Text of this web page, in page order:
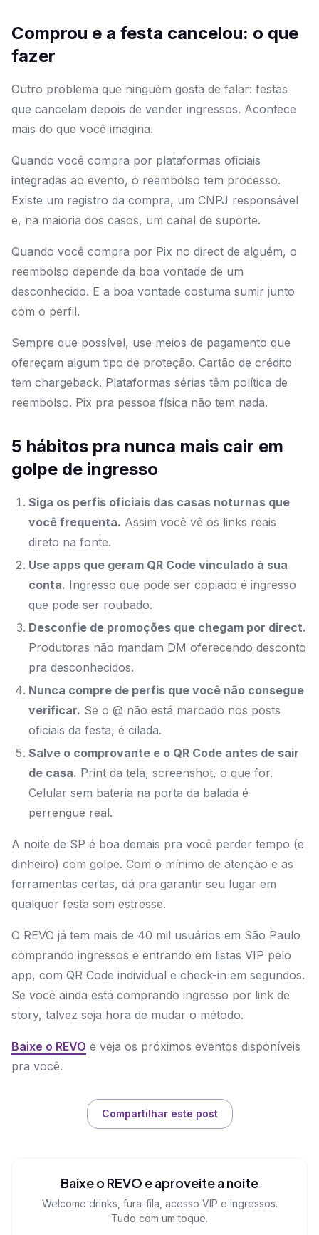
Comprou e a festa cancelou: o que
fazer
Outro problema que ninguém gosta de falar: festas
que cancelam depois de vender ingressos. Acontece
mais do que você imagina.
Quando você compra por plataformas oficiais
integradas ao evento, o reembolso tem processo.
Existe um registro da compra, um CNPJ responsável
e, na maioria dos casos, um canal de suporte.
Quando você compra por Pix no direct de alguém, o
reembolso depende da boa vontade de um
desconhecido. E a boa vontade costuma sumir junto
com o perfil.
Sempre que possível, use meios de pagamento que
ofereçam algum tipo de proteção. Cartão de crédito
tem chargeback. Plataformas sérias têm política de
reembolso. Pix pra pessoa física não tem nada.
5 hábitos pra nunca mais cair em
golpe de ingresso
Siga os perfis oficiais das casas noturnas que
você frequenta. Assim você vê os links reais
direto na fonte.
Use apps que geram QR Code vinculado à sua
conta. Ingresso que pode ser copiado é ingresso
que pode ser roubado.
Desconfie de promoções que chegam por direct.
Produtoras não mandam DM oferecendo desconto
pra desconhecidos.
Nunca compre de perfis que você não consegue
verificar. Se o @ não está marcado nos posts
oficiais da festa, é cilada.
Salve o comprovante e o QR Code antes de sair
de casa. Print da tela, screenshot, o que for.
Celular sem bateria na porta da balada é
perrengue real.
A noite de SP é boa demais pra você perder tempo (e
dinheiro) com golpe. Com o mínimo de atenção e as
ferramentas certas, dá pra garantir seu lugar em
qualquer festa sem estresse.
O REVO já tem mais de 40 mil usuários em São Paulo
comprando ingressos e entrando em listas VIP pelo
app, com QR Code individual e check-in em segundos.
Se você ainda está comprando ingresso por link de
story, talvez seja hora de mudar o método.
Baixe o REVO e veja os próximos eventos disponíveis
pra você.
Compartilhar este post
Baixe o REVO e aproveite a noite
Welcome drinks, fura-fila, acesso VIP e ingressos.
Tudo com um toque.